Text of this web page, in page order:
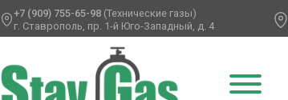
+7 (909) 755-65-98 (Технические газы)
г. Ставрополь, пр. 1-й Юго-Западный, д. 4